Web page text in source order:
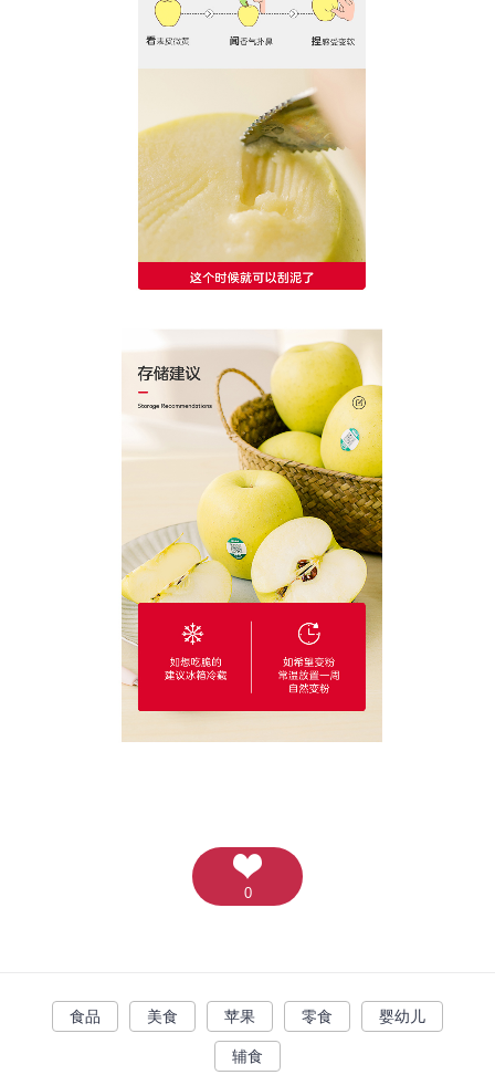
0
食品 美食 苹果 零食 婴幼儿
辅食